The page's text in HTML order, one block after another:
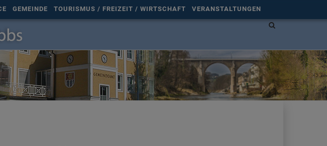
Site
GEMEINDE TOURISMUS / FREIZEIT / WIRTSCHAFT VERANSTALTUNGEN